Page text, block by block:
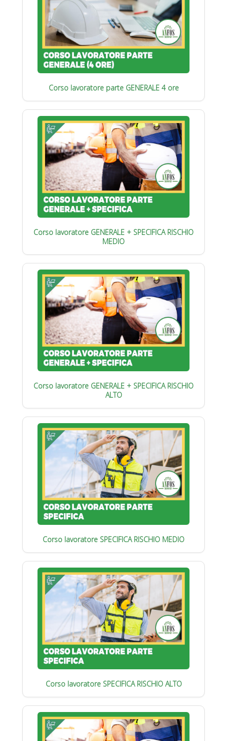
Corso lavoratore parte GENERALE 4 ore
Corso lavoratore GENERALE + SPECIFICA RISCHIO
MEDIO
Corso lavoratore GENERALE + SPECIFICA RISCHIO
ALTO
Corso lavoratore SPECIFICA RISCHIO MEDIO
Corso lavoratore SPECIFICA RISCHIO ALTO